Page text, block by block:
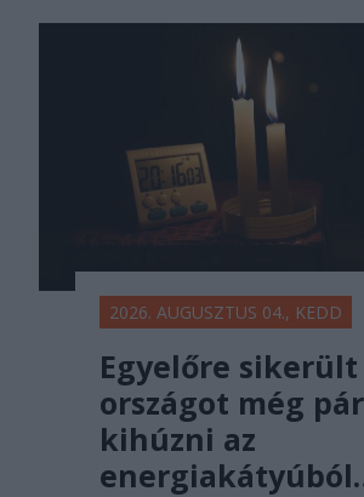
2026. AUGUSZTUS 04., KEDD
Egyelőre sikerült
országot még
kihúzni az